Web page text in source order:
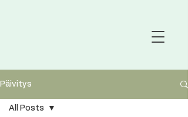
Päivitys
All Posts